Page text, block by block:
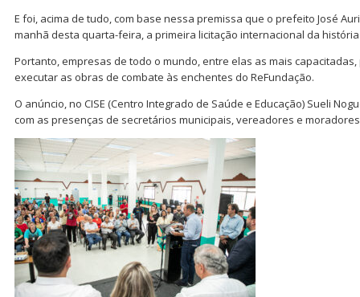
E foi, acima de tudo, com base nessa premissa que o prefeito José
manhã desta quarta-feira, a primeira licitação internacional da
Portanto, empresas de todo o mundo, entre elas as mais
executar as obras de combate às enchentes do ReFundação.
O anúncio, no CISE (Centro Integrado de Saúde e Educação) Sueli
com as presenças de secretários municipais, vereadores e